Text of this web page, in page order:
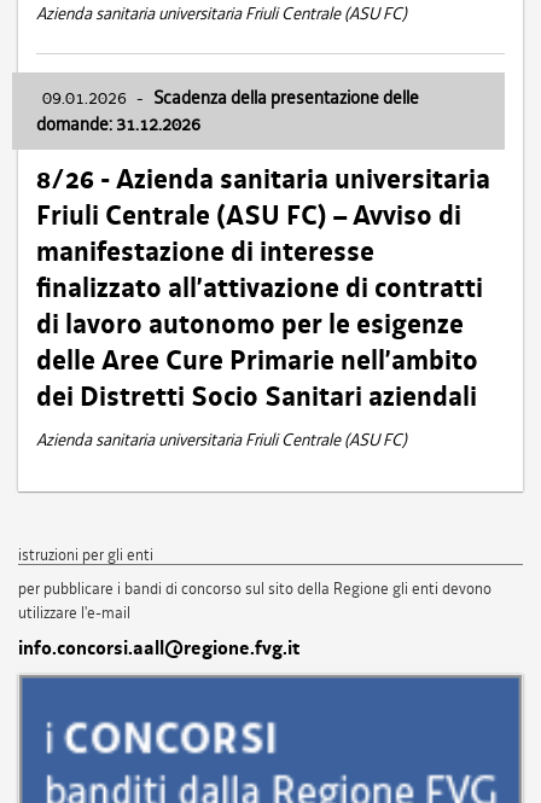
Azienda sanitaria universitaria Friuli Centrale (ASU FC)
09.01.2026 - Scadenza della presentazione delle
domande: 31.12.2026
8/26 - Azienda sanitaria universitaria
Friuli Centrale (ASU FC) – Avviso di
manifestazione di interesse
finalizzato all’attivazione di contratti
di lavoro autonomo per le esigenze
delle Aree Cure Primarie nell’ambito
dei Distretti Socio Sanitari aziendali
Azienda sanitaria universitaria Friuli Centrale (ASU FC)
istruzioni per gli enti
per pubblicare i bandi di concorso sul sito della Regione gli enti devono
utilizzare l'e-mail
info.concorsi.aall@regione.fvg.it